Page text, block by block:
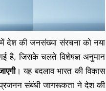
में देश की जनसंख्या संरचना को नया
है, जिसके चलते विशेषज्ञ अनुमान
। यह बदलाव भारत की विकास
प्रजनन संबंधी जागरूकता ने देश की